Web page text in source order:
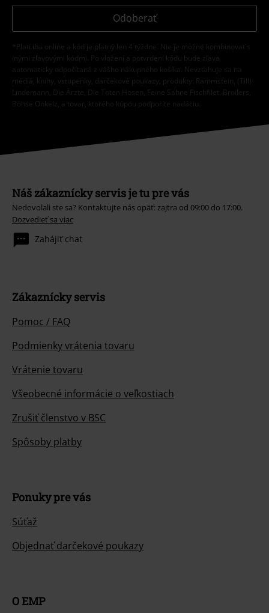
Odoberať
*Platí iba online a kód je platný len 4 týždne. Nie je možné kombinovať s
inými zľavovými kódmi. Po vložení a potvrdení kódu bude zľava
automaticky odpočítaná z vášho nákupného košíka. Nevzťahuje sa na
médiá, knihy, vstupenky, darčekové poukazy, produkty: Rammstein, (Till)
Lindemann, Die Ärzte, Die Toten Hosen, Feine Sahne Fischfilet, Broilers,
Böhse Onkelz, a tovar, ktorého kúpou podporíte nadáciu.
Náš zákaznícky servis je tu pre vás
Nedovolali ste sa? Kontaktujte nás opäť: zajtra od 09:00 do 17:00.
Dozvedieť sa viac
Zahájiť chat
Zákaznícky servis
Pomoc / FAQ
Podmienky vrátenia tovaru
Vrátenie tovaru
Všeobecné informácie o veľkostiach
Zrušiť členstvo v BSC
Spôsoby platby
Ponuky pre vás
Súťaž
Objednať darčekové poukazy
O EMP